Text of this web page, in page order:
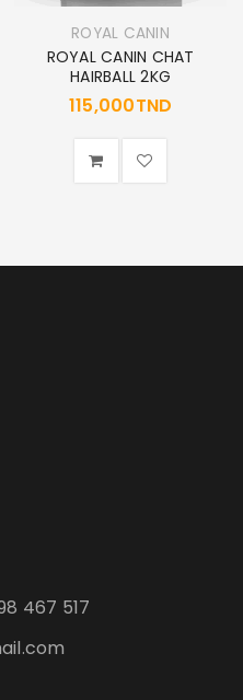
ROYAL CANIN
ROYAL CANIN CHAT
HAIRBALL 2KG
115,000TND
467 517